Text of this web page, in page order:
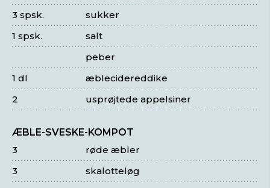
sukker
3 spsk.
salt
1 spsk.
peber
æblecidereddike
1 dl
usprøjtede appelsiner
2
ÆBLE-SVESKE-KOMPOT
røde æbler
3
skalotteløg
3